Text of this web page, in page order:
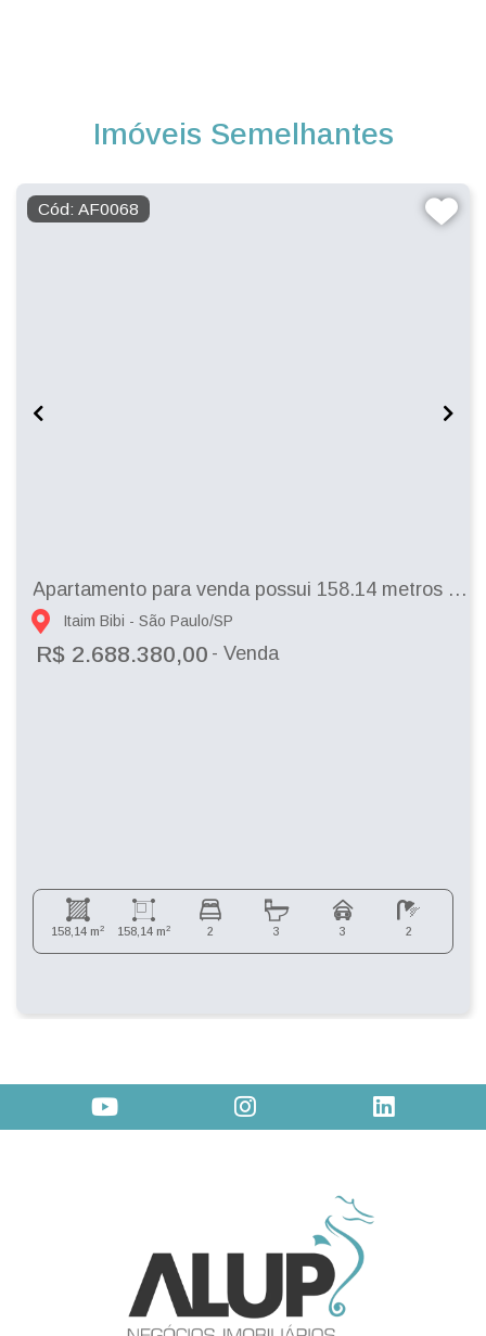
Imóveis Semelhantes
Cód: AF0068
Apartamento para venda possui 158.14 metros quadrados com 2 quartos em Itaim Bibi -...
Itaim Bibi - São Paulo/SP
R$ 2.688.380,00 - Venda
158,14 m2 158,14 m2 2 3 3 2